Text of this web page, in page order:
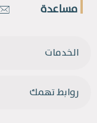
مساعدة
الخدمات
روابط تهمك